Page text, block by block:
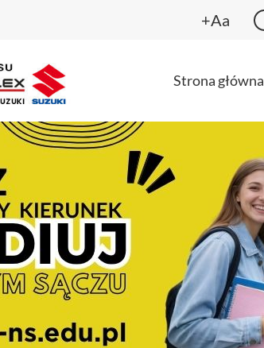
+Aa
Strona główna